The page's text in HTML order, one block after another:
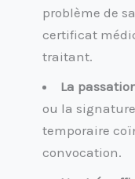
problème de
certificat
traitant.
La
ou la
temporaire
convocation.